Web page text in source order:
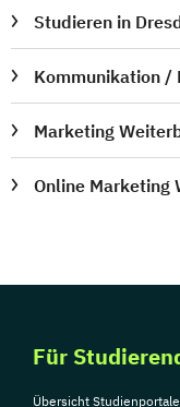
Studieren in
Kommunikation /
Marketing
Online Marketing
Für
Übersicht Studienportale